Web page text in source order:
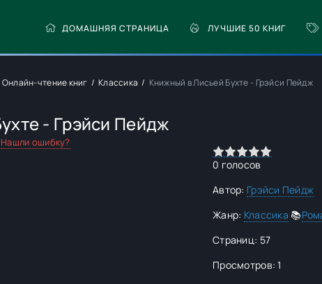
ДОМАШНЯЯ СТРАНИЦА ЛУЧШИЕ 50 КНИГ
Онлайн-чтение книг Классика Книжный в Лисьей Бухте - Грэйси Пейдж
- Грэйси Пейдж
Нашли ошибку?
0 голосов
Автор: Грэйси Пейдж
Жанр: Классика 📚
Страниц: 57
Просмотров: 1